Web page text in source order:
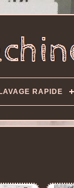
LAVAGE RAPIDE